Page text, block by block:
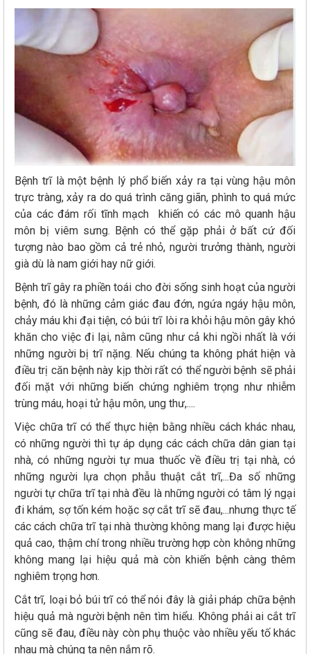
Bệnh trĩ là một bệnh lý phổ biến xảy ra tại vùng hậu môn
trực tràng, xảy ra do quá trình căng giãn, phình to quá mức
của các đám rối tĩnh mạch khiến có các mô quanh hậu
môn bị viêm sưng. Bệnh có thể gặp phải ở bất cứ đối
tượng nào bao gồm cả trẻ nhỏ, người trưởng thành, người
già dù là nam giới hay nữ giới.
Bệnh trĩ gây ra phiền toái cho đời sống sinh hoạt của người
bệnh, đó là những cảm giác đau đớn, ngứa ngáy hậu môn,
chảy máu khi đại tiện, có búi trĩ lòi ra khỏi hậu môn gây khó
khăn cho việc đi lại, nằm cũng như cả khi ngồi nhất là với
những người bị trĩ nặng. Nếu chúng ta không phát hiện và
điều trị căn bệnh này kịp thời rất có thể người bệnh sẽ phải
đối mặt với những biến chứng nghiêm trọng như nhiễm
trùng máu, hoại tử hậu môn, ung thư,....
Việc chữa trĩ có thể thực hiện bằng nhiều cách khác nhau,
có những người thì tự áp dụng các cách chữa dân gian tại
nhà, có những người tự mua thuốc về điều trị tại nhà, có
những người lựa chọn phẫu thuật cắt trĩ,...Đa số những
người tự chữa trĩ tại nhà đều là những người có tâm lý ngại
đi khám, sợ tốn kém hoặc sợ cắt trĩ sẽ đau,...nhưng thực tế
các cách chữa trĩ tại nhà thường không mang lại được hiệu
quả cao, thậm chí trong nhiều trường hợp còn không những
không mang lại hiệu quả mà còn khiến bệnh càng thêm
nghiêm trọng hơn.
Cắt trĩ, loại bỏ búi trĩ có thể nói đây là giải pháp chữa bệnh
hiệu quả mà người bệnh nên tìm hiểu. Không phải ai cắt trĩ
cũng sẽ đau, điều này còn phụ thuộc vào nhiều yếu tố khác
nhau mà chúng ta nên nắm rõ.